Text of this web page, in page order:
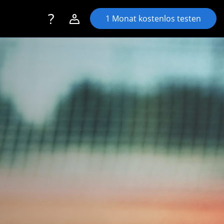
Toggle navigation
Account navigation
Registrieren
1 Monat kostenlos testen